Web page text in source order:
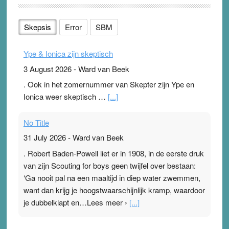
Skepsis Error SBM
Ype & Ionica zijn skeptisch
3 August 2026-Ward van Beek
. Ook in het zomernummer van Skepter zijn Ype en
Ionica weer skeptisch … [...]
No Title
31 July 2026-Ward van Beek
. Robert Baden-Powell liet er in 1908, in de eerste druk
van zijn Scouting for boys geen twijfel over bestaan:
‘Ga nooit pal na een maaltijd in diep water zwemmen,
want dan krijg je hoogstwaarschijnlijk kramp, waardoor
je dubbelklapt en…Lees meer › [...]